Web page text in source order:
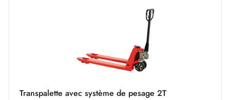
Transpalette avec système de pesage 2T